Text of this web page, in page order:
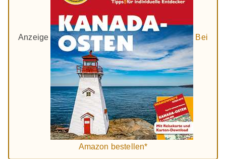
Anzeige Bei
Amazon bestellen*